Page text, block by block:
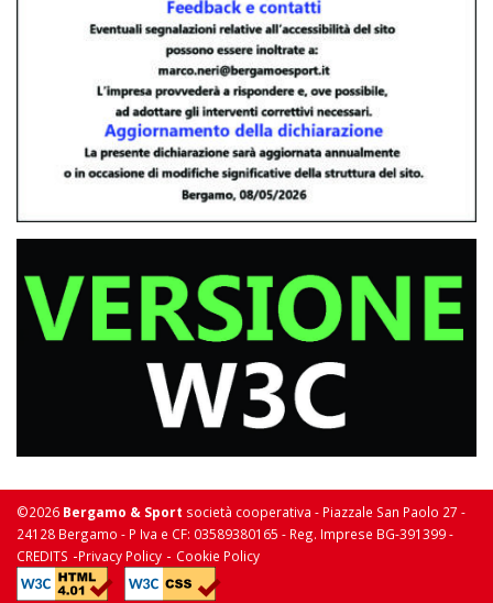
©2026 Bergamo & Sport società cooperativa - Piazzale San Paolo 27 -
24128 Bergamo - P Iva e CF: 03589380165 - Reg. Imprese BG-391399 -
CREDITS -Privacy Policy - Cookie Policy